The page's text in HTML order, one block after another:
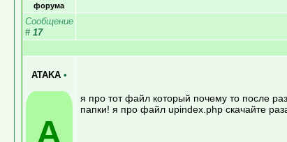
форума
Сообщение
# 17
ATAKA •
A
я про тот файл который почему то после
папки! я про файл upindex.php скачайте